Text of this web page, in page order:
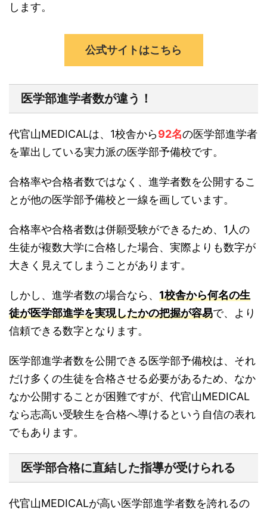
します。
公式サイトはこちら
医学部進学者数が違う！
代官山MEDICALは、1校舎から92名の医学部進学者
を輩出している実力派の医学部予備校です。
合格率や合格者数ではなく、進学者数を公開するこ
とが他の医学部予備校と一線を画しています。
合格率や合格者数は併願受験ができるため、1人の
生徒が複数大学に合格した場合、実際よりも数字が
大きく見えてしまうことがあります。
しかし、進学者数の場合なら、 1校舎から何名の生
徒が医学部進学を実現したかの把握が容易で、より
信頼できる数字となります。
医学部進学者数を公開できる医学部予備校は、それ
だけ多くの生徒を合格させる必要があるため、なか
なか公開することが困難ですが、代官山MEDICAL
なら志高い受験生を合格へ導けるという自信の表れ
でもあります。
医学部合格に直結した指導が受けられる
代官山MEDICALが高い医学部進学者数を誇れるの